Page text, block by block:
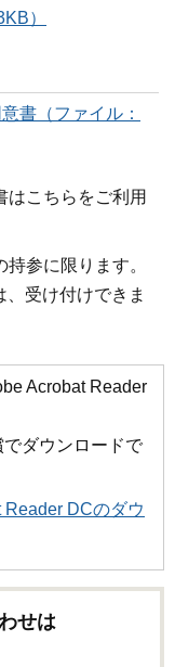
）
書（ファイル：
はこちらをご利用
参に限ります。
受け付けできま
Acrobat Reader
ダウンロードで
Reader DCのダウ
せは